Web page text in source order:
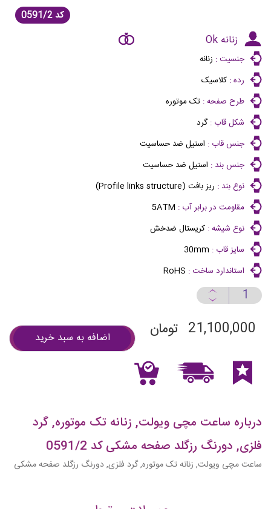
کد
زنانه Ok
جنسیت : زنانه
رده : کلاسیک
طرح صفحه : تک موتوره
شکل قاب :گرد
جنس قاب : استیل ضد حساسیت
جنس بند : استیل ضد حساسیت
نوع بند : ریز بافت (Profile links structure)
مقاومت در برابر آب : 5ATM
نوع شیشه : کریستال ضدخش
سایز قاب : 30mm
استاندارد ساخت : RoHS
21,100,000 تومان اضافه به سبد خرید
درباره ساعت مچی ویولت, زنانه تک موتوره, گرد
فلزی, دورنگ رزگلد صفحه مشکی کد 0591/2
ساعت مچی ویولت, زنانه تک موتوره, گرد فلزی, دورنگ رزگلد صفحه مشکی